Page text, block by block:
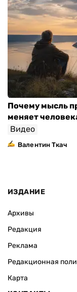
Почему мысль
меняет
Видео
Валентин Ткач
ИЗДАНИЕ
Архивы
Редакция
Реклама
Редакционная
Карта